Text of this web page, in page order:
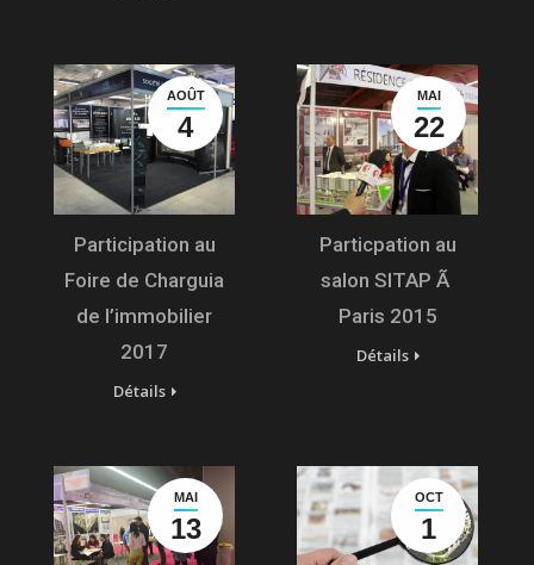
AOÛT
4
Participation au
Foire de Charguia
de l’immobilier
2017
Détails
MAI
22
Particpation au
salon SITAP Ã
Paris 2015
Détails
MAI
13
OCT
1